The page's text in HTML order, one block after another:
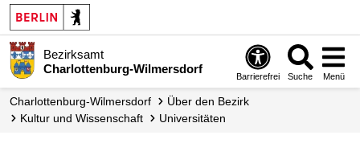
Bezirksamt
Charlottenburg-Wilmersdorf
Barrierefrei Suche Menü
Charlottenburg-Wilmersdorf
Über den Bezirk
Kultur und Wissenschaft
Universitäten